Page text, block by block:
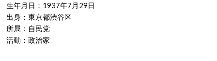
生年月日：1937年7月29日
出身：東京都渋谷区
所属：自民党
活動：政治家